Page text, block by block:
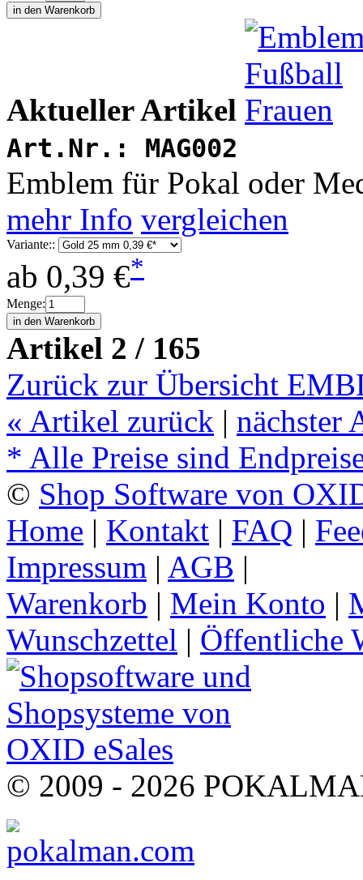
Aktueller Artikel
Art.Nr.: MAG002
Emblem für Pokal oder
mehr Info vergleichen
Variante::
ab 0,39 €*
Menge:
Artikel 2 / 165
Zurück zur Übersicht
« Artikel zurück | nächster
* Alle Preise sind
© Shop Software von
Home | Kontakt | FAQ |
Impressum | AGB |
Warenkorb | Mein Konto |
Wunschzettel | Öffentliche
© 2009 - 2026